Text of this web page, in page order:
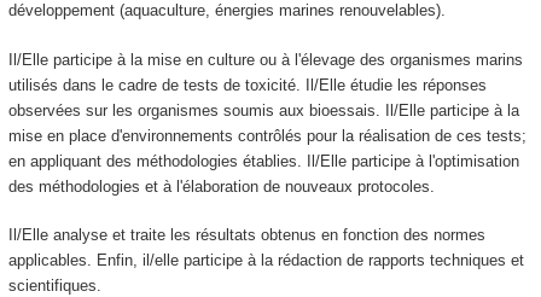
développement (aquaculture, énergies marines renouvelables).
Il/Elle participe à la mise en culture ou à l'élevage des organismes marins
utilisés dans le cadre de tests de toxicité. Il/Elle étudie les réponses
observées sur les organismes soumis aux bioessais. Il/Elle participe à la
mise en place d'environnements contrôlés pour la réalisation de ces tests;
en appliquant des méthodologies établies. Il/Elle participe à l'optimisation
des méthodologies et à l'élaboration de nouveaux protocoles.
Il/Elle analyse et traite les résultats obtenus en fonction des normes
applicables. Enfin, il/elle participe à la rédaction de rapports techniques et
scientifiques.